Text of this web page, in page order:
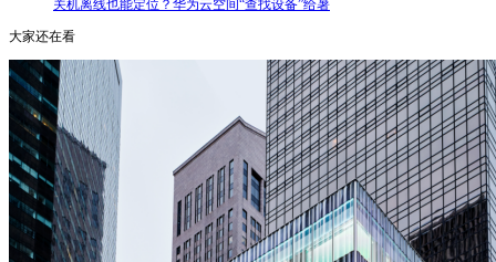
关机离线也能定位？华为云空间“查找设备”给暑
大家还在看